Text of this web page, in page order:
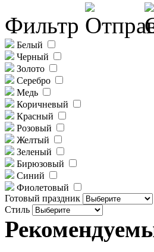
Фильтр
Белый
Черный
Золото
Серебро
Медь
Коричневый
Красный
Розовый
Желтый
Зеленый
Бирюзовый
Синий
Фиолетовый
Готовый праздник
Стиль